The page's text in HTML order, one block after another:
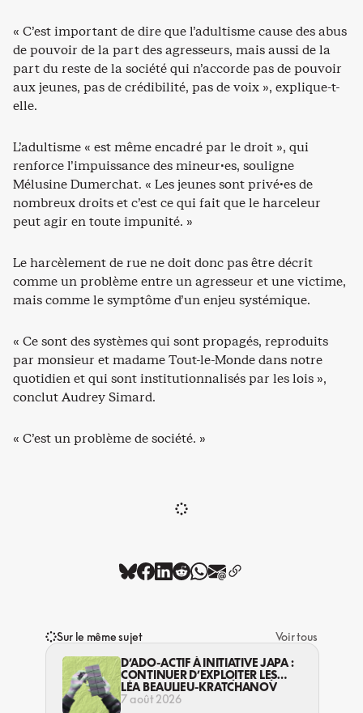
« C’est important de dire que l’adultisme cause des abus
de pouvoir de la part des agresseurs, mais aussi de la
part du reste de la société qui n’accorde pas de pouvoir
aux jeunes, pas de crédibilité, pas de voix », explique-t-
elle.
L’adultisme « est même encadré par le droit », qui
renforce l’impuissance des mineur·es, souligne
Mélusine Dumerchat. « Les jeunes sont privé·es de
nombreux droits et c’est ce qui fait que le harceleur
peut agir en toute impunité. »
Le harcèlement de rue ne doit donc pas être décrit
comme un problème entre un agresseur et une victime,
mais comme le symptôme d’un enjeu systémique.
« Ce sont des systèmes qui sont propagés, reproduits
par monsieur et madame Tout-le-Monde dans notre
quotidien et qui sont institutionnalisés par les lois »,
conclut Audrey Simard.
« C’est un problème de société. »
Sur le même sujet
Voir tous
D’ADO-ACTIF À INITIATIVE JAPA :
CONTINUER D’EXPLOITER LES
JEUNES… DANS LA LÉGALITÉ?
LÉA BEAULIEU-KRATCHANOV
7 août 2026